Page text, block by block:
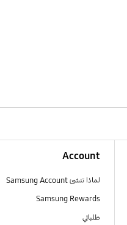
Account
لماذا تنشئ Samsung Account
Samsung Rewards
طلباتي